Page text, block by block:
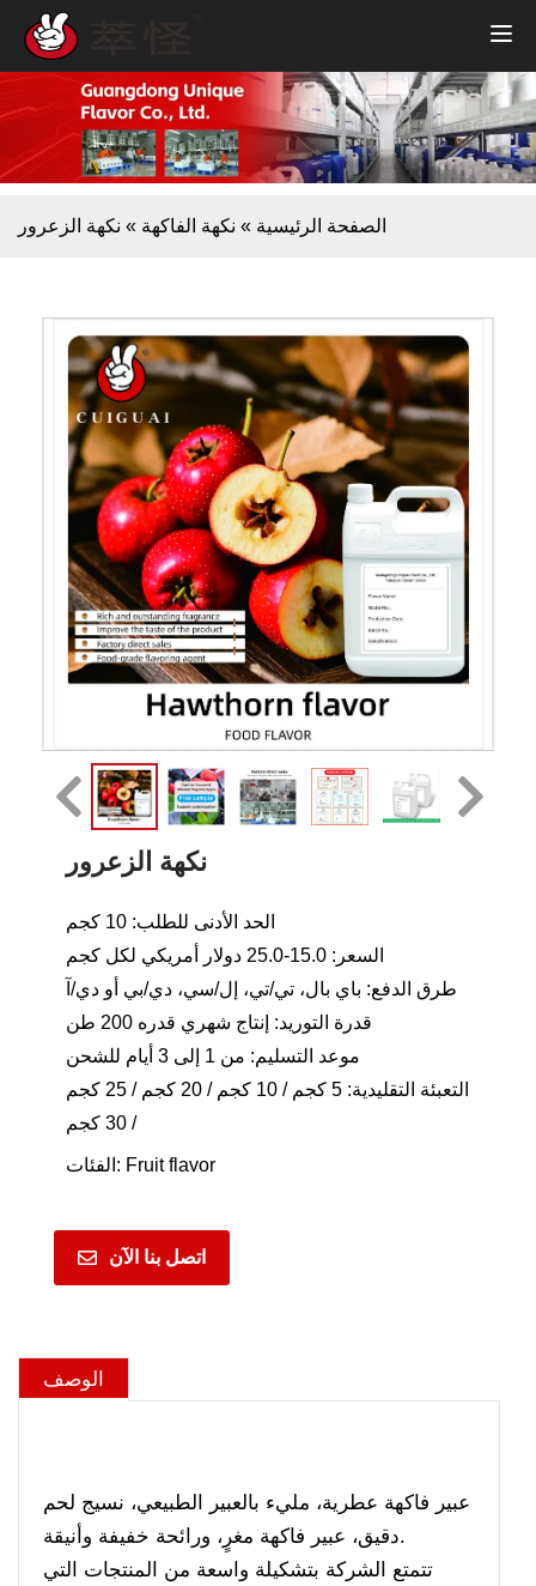
الصفحة الرئيسية » نكهة الفاكهة » نكهة الزعرور
نكهة الزعرور
الحد الأدنى للطلب: 10 كجم
السعر: 15.0-25.0 دولار أمريكي لكل كجم
طرق الدفع: باي بال، تي/تي، إل/سي، دي/بي أو دي/آ
قدرة التوريد: إنتاج شهري قدره 200 طن
موعد التسليم: من 1 إلى 3 أيام للشحن
التعبئة التقليدية: 5 كجم / 10 كجم / 20 كجم / 25 كجم
/ 30 كجم
الفئات: Fruit flavor
اتصل بنا الآن
الوصف
عبير فاكهة عطرية، مليء بالعبير الطبيعي، نسيج لحم
دقيق، عبير فاكهة مغرٍ، ورائحة خفيفة وأنيقة.
تتمتع الشركة بتشكيلة واسعة من المنتجات التي